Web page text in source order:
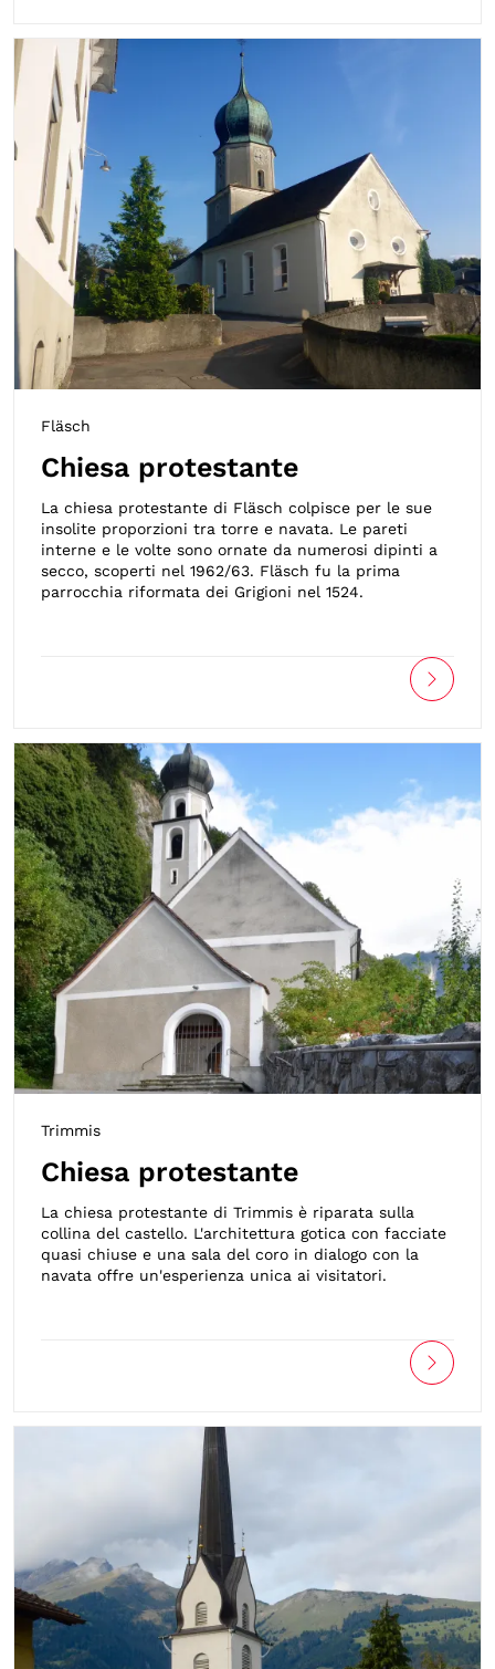
Fläsch
Chiesa protestante
La chiesa protestante di Fläsch colpisce per le sue
insolite proporzioni tra torre e navata. Le pareti
interne e le volte sono ornate da numerosi dipinti a
secco, scoperti nel 1962/63. Fläsch fu la prima
parrocchia riformata dei Grigioni nel 1524.
Trimmis
Chiesa protestante
La chiesa protestante di Trimmis è riparata sulla
collina del castello. L'architettura gotica con facciate
quasi chiuse e una sala del coro in dialogo con la
navata offre un'esperienza unica ai visitatori.